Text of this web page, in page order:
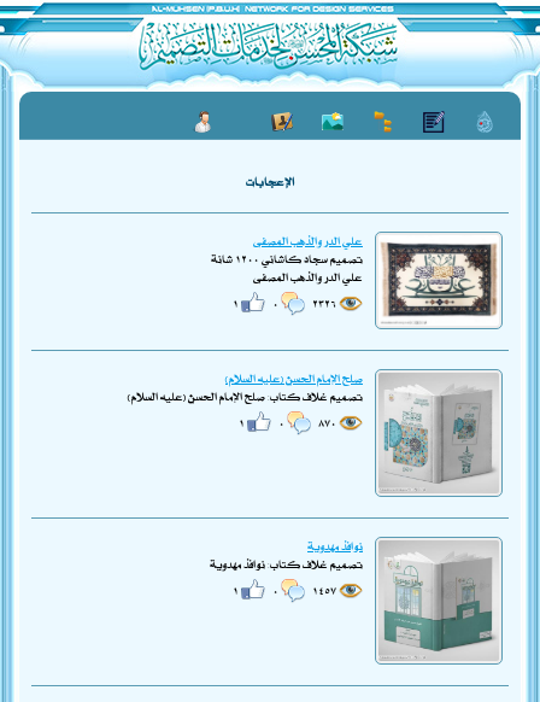
الإعجابات
علي الدر والذهب المصفى
تصميم سجاد كاشاني ١٢٠٠ شانة
علي الدر والذهب المصفى
صلح الإمام الحسن (عليه السلام)
تصميم غلاف كتاب: صلح الإمام الحسن (عليه السلام)
نوافذ مهدوية
تصميم غلاف كتاب: نوافذ مهدوية